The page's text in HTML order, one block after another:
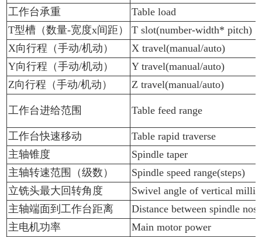
工作台承重
Table load
T型槽（数量-宽度x间距）
T slot(number-width* pitch)
X向行程（手动/机动）
X travel(manual/auto)
Y向行程（手动/机动）
Y travel(manual/auto)
Z向行程（手动/机动）
Z travel(manual/auto)
工作台进给范围 Table feed range
工作台快速移动
Table rapid traverse
主轴锥度
Spindle taper
主轴转速范围（级数）
Spindle speed range(steps)
立铣头最大回转角度
Swivel angle of vertical
主轴端面到工作台距离
Distance between spindle
主电机功率
Main motor power